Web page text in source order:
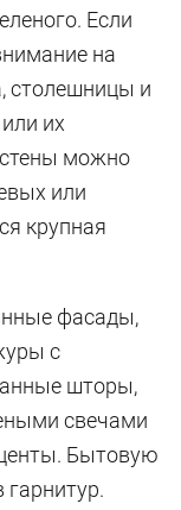
Если
на
столешницы и
их
можно
или
крупная
фасады,
с
шторы,
свечами
Бытовую
гарнитур.